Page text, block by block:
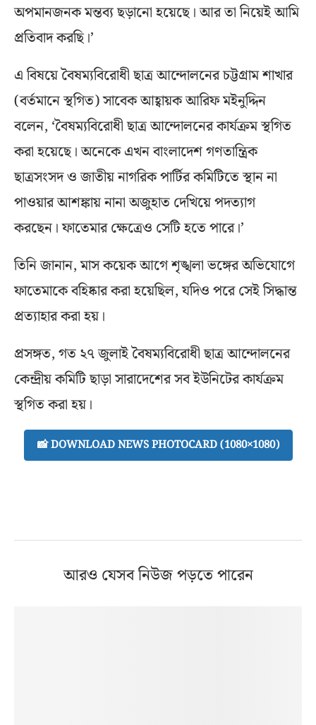
অপমানজনক মন্তব্য ছড়ানো হয়েছে। আর তা নিয়েই আমি
প্রতিবাদ করছি।’
এ বিষয়ে বৈষম্যবিরোধী ছাত্র আন্দোলনের চট্টগ্রাম শাখার
(বর্তমানে স্থগিত) সাবেক আহ্বায়ক আরিফ মইনুদ্দিন
বলেন, ‘বৈষম্যবিরোধী ছাত্র আন্দোলনের কার্যক্রম স্থগিত
করা হয়েছে। অনেকে এখন বাংলাদেশ গণতান্ত্রিক
ছাত্রসংসদ ও জাতীয় নাগরিক পার্টির কমিটিতে স্থান না
পাওয়ার আশঙ্কায় নানা অজুহাত দেখিয়ে পদত্যাগ
করছেন। ফাতেমার ক্ষেত্রেও সেটি হতে পারে।’
তিনি জানান, মাস কয়েক আগে শৃঙ্খলা ভঙ্গের অভিযোগে
ফাতেমাকে বহিষ্কার করা হয়েছিল, যদিও পরে সেই সিদ্ধান্ত
প্রত্যাহার করা হয়।
প্রসঙ্গত, গত ২৭ জুলাই বৈষম্যবিরোধী ছাত্র আন্দোলনের
কেন্দ্রীয় কমিটি ছাড়া সারাদেশের সব ইউনিটের কার্যক্রম
স্থগিত করা হয়।
📸 DOWNLOAD NEWS PHOTOCARD (1080×1080)
আরও যেসব নিউজ পড়তে পারেন